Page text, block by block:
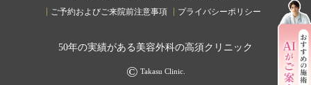
ご予約およびご来院前注意事項
プライバシーポリシー
50年の実績がある美容外科の高須クリニック
© Takasu Clinic.